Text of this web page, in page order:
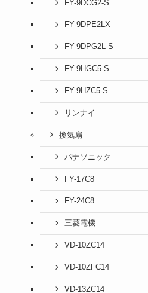
FY-9DCG2-S
FY-9DPE2LX
FY-9DPG2L-S
FY-9HGC5-S
FY-9HZC5-S
リンナイ
換気扇
パナソニック
FY-17C8
FY-24C8
三菱電機
VD-10ZC14
VD-10ZFC14
VD-13ZC14